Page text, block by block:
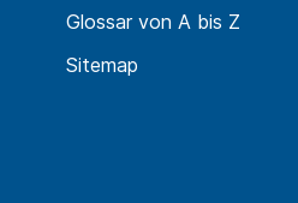
Glossar von A bis Z
Sitemap